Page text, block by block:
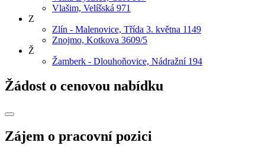
Vlašim, Velíšská 971
Z
Zlín - Malenovice, Třída 3. května 1149
Znojmo, Kotkova 3609/5
Ž
Žamberk - Dlouhoňovice, Nádražní 194
Žádost o cenovou nabídku
Zájem o pracovní pozici